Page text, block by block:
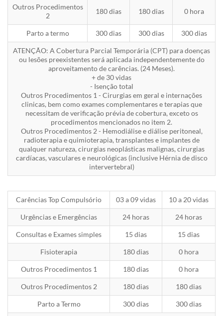
Outros Procedimentos
2
180 dias 180 dias 0 hora
Parto a termo 300 dias 300 dias 300 dias
ATENÇÃO: A Cobertura Parcial Temporária (CPT) para doenças
ou lesões preexistentes será aplicada independentemente do
aproveitamento de carências. (24 Meses).
+ de 30 vidas
- Isenção total
Outros Procedimentos 1 - Cirurgias em geral e internações
clinicas, bem como exames complementares e terapias que
necessitam de verificação prévia de cobertura, exceto os
procedimentos mencionados no item 2.
Outros Procedimentos 2 - Hemodiálise e diálise peritoneal,
radioterapia e quimioterapia, transplantes e implantes de
qualquer natureza, cirurgias neoplásticas malignas, cirurgias
cardíacas, vasculares e neurológicas (inclusive Hérnia de disco
intervertebral)
Carências Top Compulsório 03 a 09 vidas 10 a 20 vidas
Urgências e Emergências 24 horas 24 horas
Consultas e Exames simples 15 dias 15 dias
Fisioterapia 180 dias 0 hora
Outros Procedimentos 1 180 dias 0 hora
Outros Procedimentos 2 180 dias 180 dias
Parto a Termo 300 dias 300 dias